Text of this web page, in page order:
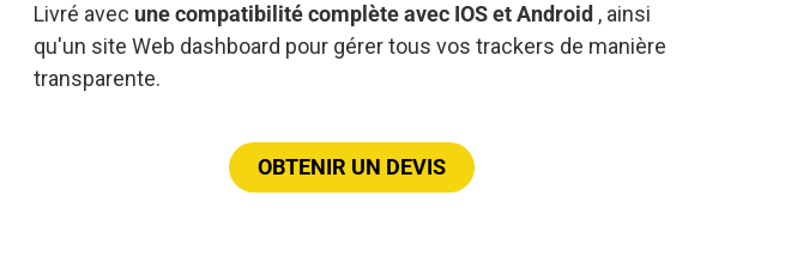
Livré avec une compatibilité complète avec IOS et Android , ainsi
qu'un site Web dashboard pour gérer tous vos trackers de manière
transparente.
OBTENIR UN DEVIS